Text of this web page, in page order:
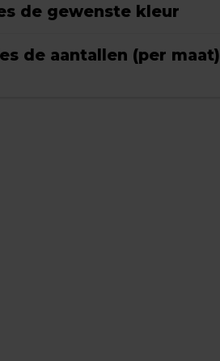
de gewenste kleur
de aantallen (per maat)